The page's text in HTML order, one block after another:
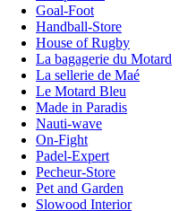
Goal-Foot
Handball-Store
House of Rugby
La bagagerie du Motard
La sellerie de Maé
Le Motard Bleu
Made in Paradis
Nauti-wave
On-Fight
Padel-Expert
Pecheur-Store
Pet and Garden
Slowood Interior